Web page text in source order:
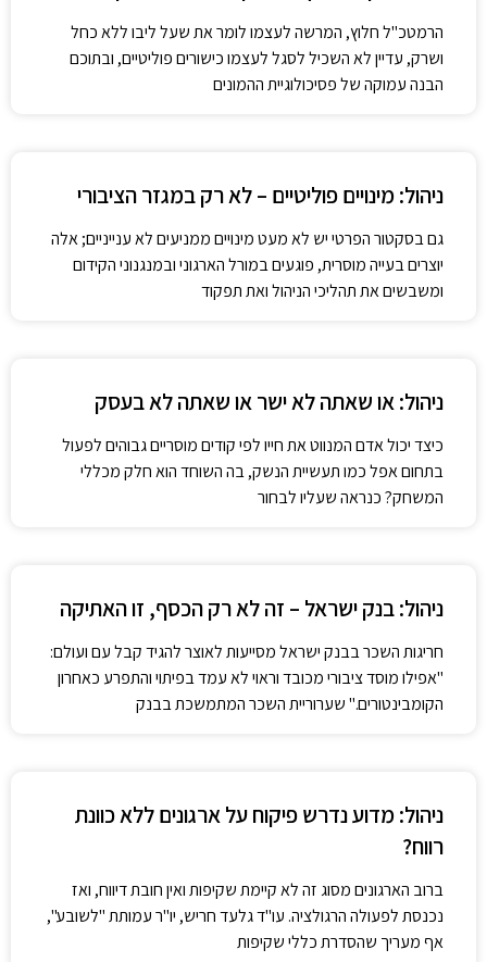
הרמטכ"ל חלוץ, המרשה לעצמו לומר את שעל ליבו ללא כחל
ושרק, עדיין לא השכיל לסגל לעצמו כישורים פוליטיים, ובתוכם
הבנה עמוקה של פסיכולוגיית ההמונים
ניהול: מינויים פוליטיים – לא רק במגזר הציבורי
גם בסקטור הפרטי יש לא מעט מינויים ממניעים לא ענייניים; אלה
יוצרים בעייה מוסרית, פוגעים במורל הארגוני ובמנגנוני הקידום
ומשבשים את תהליכי הניהול ואת תפקוד
ניהול: או שאתה לא ישר או שאתה לא בעסק
כיצד יכול אדם המנווט את חייו לפי קודים מוסריים גבוהים לפעול
בתחום אפל כמו תעשיית הנשק, בה השוחד הוא חלק מכללי
המשחק? כנראה שעליו לבחור
ניהול: בנק ישראל – זה לא רק הכסף, זו האתיקה
חריגות השכר בבנק ישראל מסייעות לאוצר להגיד קבל עם ועולם:
"אפילו מוסד ציבורי מכובד וראוי לא עמד בפיתוי והתפרע כאחרון
הקומבינטורים." שערוריית השכר המתמשכת בבנק
ניהול: מדוע נדרש פיקוח על ארגונים ללא כוונת
ברוב הארגונים מסוג זה לא קיימת שקיפות ואין חובת דיווח, ואז
נכנסת לפעולה הרגולציה. עו"ד גלעד חריש, יו"ר עמותת "לשובע",
אף מעריך שהסדרת כללי שקיפות